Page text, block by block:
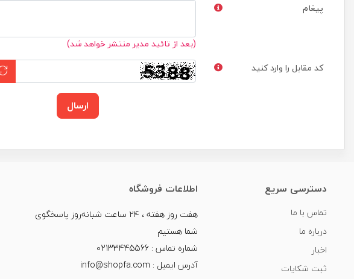
پیغام
(بعد از تائید مدیر منتشر خواهد شد)
کد مقابل را وارد کنید
ارسال
دسترسی سریع
تماس با ما
درباره ما
اخبار
ثبت شکایات
اطلاعات فروشگاه
هفت روز هفته ، ۲۴ ساعت شبانه‌روز پاسخگوی
شما هستیم
شماره تماس : 02133445566
آدرس ایمیل : info@shopfa.com